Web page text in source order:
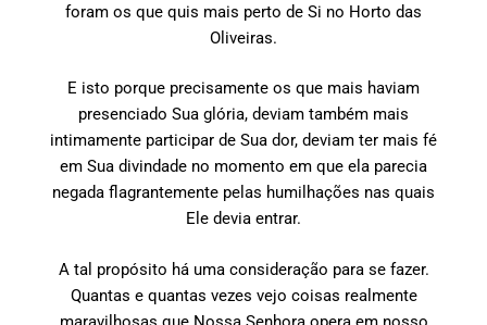
foram os que quis mais perto de Si no Horto das
Oliveiras.
E isto porque precisamente os que mais haviam
presenciado Sua glória, deviam também mais
intimamente participar de Sua dor, deviam ter mais fé
em Sua divindade no momento em que ela parecia
negada flagrantemente pelas humilhações nas quais
Ele devia entrar.
A tal propósito há uma consideração para se fazer.
Quantas e quantas vezes vejo coisas realmente